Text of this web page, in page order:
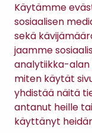
Käytämme
sosiaalisen
sekä
jaamme
analytiikka-
miten käytät
yhdistää näitä
antanut heille
käyttänyt